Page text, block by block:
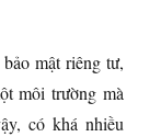
mật riêng tư,
môi trường mà
có khá nhiều